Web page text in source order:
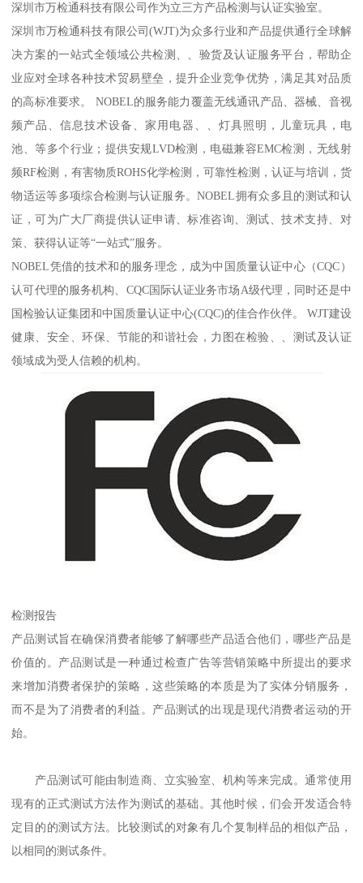
深圳市万检通科技有限公司作为立三方产品检测与认证实验室。
深圳市万检通科技有限公司(WJT)为众多行业和产品提供通行全球解
决方案的一站式全领域公共检测、、验货及认证服务平台，帮助企
业应对全球各种技术贸易壁垒，提升企业竞争优势，满足其对品质
的高标准要求。 NOBEL的服务能力覆盖无线通讯产品、器械、音视
频产品、信息技术设备、家用电器、、灯具照明，儿童玩具，电
池、等多个行业；提供安规LVD检测，电磁兼容EMC检测，无线射
频RF检测，有害物质ROHS化学检测，可靠性检测，认证与培训，货
物适运等多项综合检测与认证服务。NOBEL拥有众多且的测试和认
证，可为广大厂商提供认证申请、标准咨询、测试、技术支持、对
策、获得认证等“一站式”服务。
NOBEL凭借的技术和的服务理念，成为中国质量认证中心（CQC）
认可代理的服务机构、CQC国际认证业务市场A级代理，同时还是中
国检验认证集团和中国质量认证中心(CQC)的佳合作伙伴。 WJT建设
健康、安全、环保、节能的和谐社会，力图在检验、、测试及认证
领域成为受人信赖的机构。
检测报告
产品测试旨在确保消费者能够了解哪些产品适合他们，哪些产品是
价值的。产品测试是一种通过检查广告等营销策略中所提出的要求
来增加消费者保护的策略，这些策略的本质是为了实体分销服务，
而不是为了消费者的利益。产品测试的出现是现代消费者运动的开
始。
产品测试可能由制造商、立实验室、机构等来完成。通常使用
现有的正式测试方法作为测试的基础。其他时候，们会开发适合特
定目的的测试方法。比较测试的对象有几个复制样品的相似产品，
以相同的测试条件。